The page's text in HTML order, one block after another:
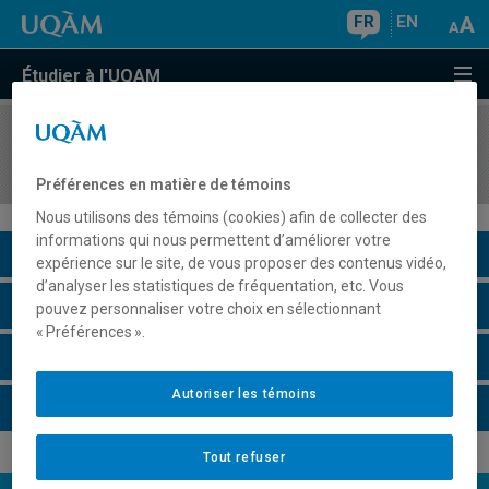
FR EN
Étudier à l'UQAM
COURS//
Description du cours
Horaire - Été 2026
Préférences en matière de témoins
Nous utilisons des témoins (cookies) afin de collecter des
informations qui nous permettent d’améliorer votre
expérience sur le site, de vous proposer des contenus vidéo,
d’analyser les statistiques de fréquentation, etc. Vous
pouvez personnaliser votre choix en sélectionnant
« Préférences ».
Tout refuser
Autoriser les témoins